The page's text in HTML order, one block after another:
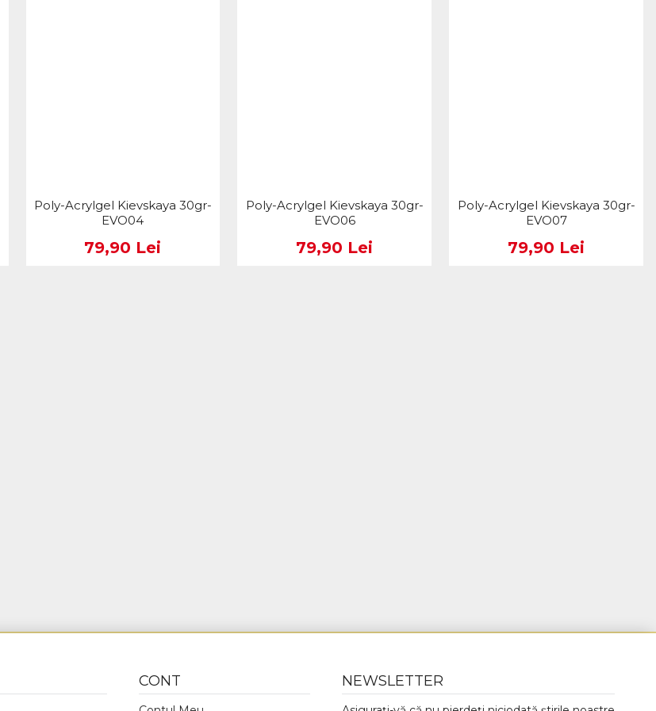
Poly-Acrylgel Kievskaya 30gr-
EVO04
79,90 Lei
Poly-Acrylgel Kievskaya 30gr-
EVO06
79,90 Lei
Poly-Acrylgel Kievskaya 30gr-
EVO07
79,90 Lei
CONT NEWSLETTER